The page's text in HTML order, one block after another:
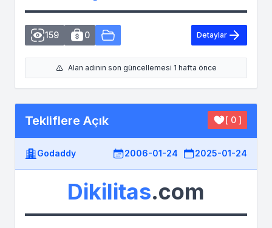
159 0 Detaylar
Alan adının son güncellemesi 1 hafta önce
Tekliflere Açık [ 0 ]
Godaddy 2006-01-24 2025-01-24
Dikilitas.com